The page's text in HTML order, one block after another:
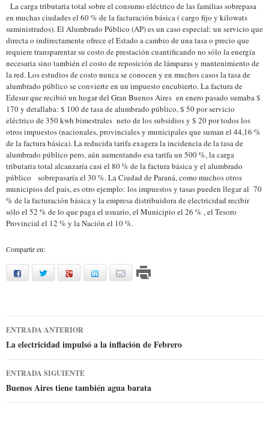
La carga tributaria total sobre el consumo eléctrico de las familias sobrepasa
en muchas ciudades el 60 % de la facturación básica ( cargo fijo y kilowats
suministrados). El Alumbrado Público (AP) es un caso especial: un servicio que
directa o indirectamente ofrece el Estado a cambio de una tasa o precio que
requiere transparentar su costo de prestación cuantificando no sólo la energía
necesaria sino también el costo de reposición de lámparas y mantenimiento de
la red. Los estudios de costo nunca se conocen y en muchos casos la tasa de
alumbrado público se convierte en un impuesto encubierto. La factura de
Edesur que recibió un hogar del Gran Buenos Aires en enero pasado sumaba $
170 y detallaba: $ 100 de tasa de alumbrado público, $ 50 por servicio
eléctrico de 350 kwh bimestrales neto de los subsidios y $ 20 por todos los
otros impuestos (nacionales, provinciales y municipales que suman el 44,16 %
de la factura básica). La reducida tarifa exagera la incidencia de la tasa de
alumbrado público pero, aún aumentando esa tarifa un 500 %, la carga
tributaria total alcanzaría casi el 80 % de la factura básica y el alumbrado
público sobrepasaría el 30 %. La Ciudad de Paraná, como muchos otros
municipios del país, es otro ejemplo: los impuestos y tasas pueden llegar al 70
% de la facturación básica y la empresa distribuidora de electricidad recibir
sólo el 52 % de lo que paga el usuario, el Municipio el 26 % , el Tesoro
Provincial el 12 % y la Nación el 10 %.
facebook twitter google linkedin
Compartir en:
Ir
a
la
entrada
ENTRADA ANTERIOR
La electricidad impulsó a la inflación de Febrero
ENTRADA SIGUIENTE
Buenos Aires tiene también agua barata